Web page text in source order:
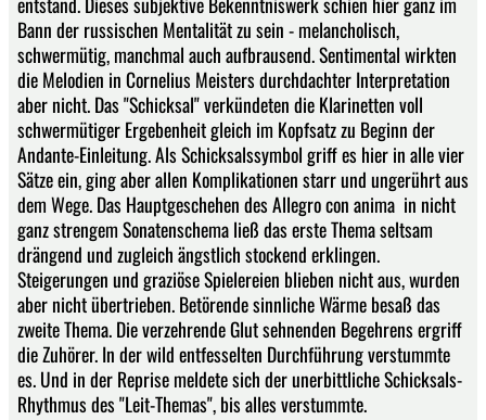
Bann der russischen Mentalität zu sein - melancholisch,
schwermütig, manchmal auch aufbrausend. Sentimental wirkten
die Melodien in Cornelius Meisters durchdachter Interpretation
aber nicht. Das "Schicksal" verkündeten die Klarinetten voll
schwermütiger Ergebenheit gleich im Kopfsatz zu Beginn der
Andante-Einleitung. Als Schicksalssymbol griff es hier in alle vier
Sätze ein, ging aber allen Komplikationen starr und ungerührt aus
dem Wege. Das Hauptgeschehen des Allegro con anima in nicht
ganz strengem Sonatenschema ließ das erste Thema seltsam
drängend und zugleich ängstlich stockend erklingen.
Steigerungen und graziöse Spielereien blieben nicht aus, wurden
aber nicht übertrieben. Betörende sinnliche Wärme besaß das
zweite Thema. Die verzehrende Glut sehnenden Begehrens ergriff
die Zuhörer. In der wild entfesselten Durchführung verstummte
es. Und in der Reprise meldete sich der unerbittliche Schicksals-
Rhythmus des "Leit-Themas", bis alles verstummte.